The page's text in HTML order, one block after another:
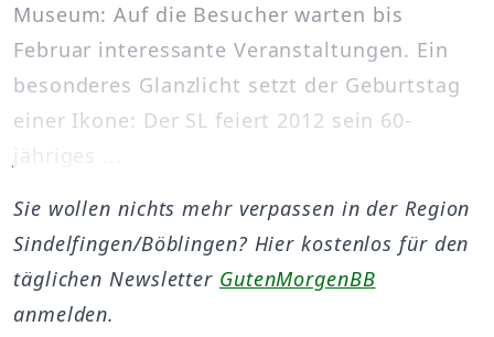
Museum: Auf die Besucher warten bis
Februar interessante Veranstaltungen. Ein
besonderes Glanzlicht setzt der Geburtstag
einer Ikone: Der SL feiert 2012 sein 60-
jähriges ...
Sie wollen nichts mehr verpassen in der Region
Sindelfingen/Böblingen? Hier kostenlos für den
täglichen Newsletter GutenMorgenBB
anmelden.